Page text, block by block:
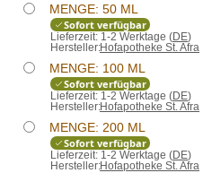
MENGE: 50 ML
Sofort verfügbar
Lieferzeit: 1-2 Werktage (DE)
Hersteller:Hofapotheke St. Afra
MENGE: 100 ML
Sofort verfügbar
Lieferzeit: 1-2 Werktage (DE)
Hersteller:Hofapotheke St. Afra
MENGE: 200 ML
Sofort verfügbar
Lieferzeit: 1-2 Werktage (DE)
Hersteller:Hofapotheke St. Afra